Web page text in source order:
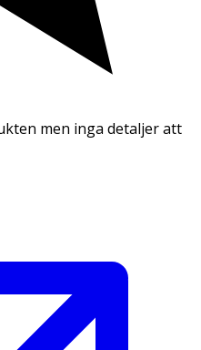
men inga detaljer att